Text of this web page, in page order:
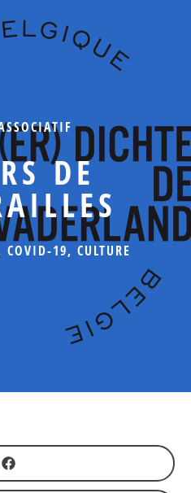
DE
COVID-19, CULTURE